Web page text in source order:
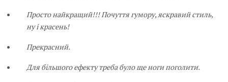
Просто найкращий!!! Почуття гумору, яскравий стиль,
ну і красень!
Прекрасний.
Для більшого ефекту треба було ще ноги поголити.